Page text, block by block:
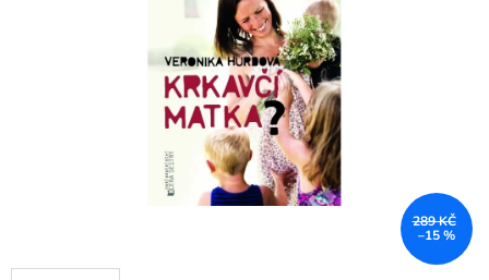
289 KČ
–15 %